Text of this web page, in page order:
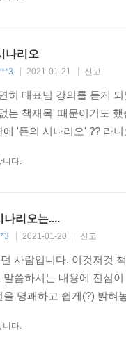
나리오
2021-01-21 신고
히 대표님 강의를 듣게
는 책재목' 때문이기도
에 '돈의 시나리오' ?? 라
다.
나리오는....
2021-01-20 신고
사람입니다. 이것저것
말씀하시는 내용에 진심
을 명괘하고 쉽게(?) 밝
다.